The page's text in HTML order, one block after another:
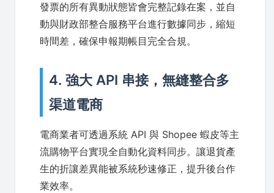
發票的所有異動狀態皆會完整記錄在案，並自
動與財政部整合服務平台進行數據同步，縮短
時間差，確保申報期帳目完全合規。
4. 強大 API 串接，無縫整合多
渠道電商
電商業者可透過系統 API 與 Shopee 蝦皮等主
流購物平台實現全自動化資料同步。讓退貨產
生的折讓差異能被系統秒速修正，提升後台作
業效率。